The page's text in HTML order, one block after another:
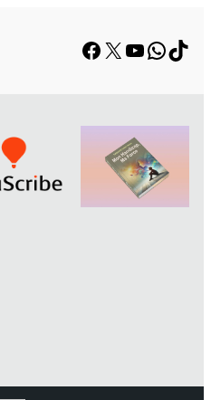
Facebook
X YouTube